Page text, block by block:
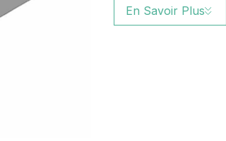
En Savoir Plus